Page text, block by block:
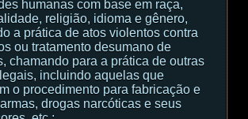
humanas com base em raça,
religião, idioma e gênero,
a prática de atos violentos contra
ou tratamento desumano de
chamando para a prática de outras
incluindo aquelas que
o procedimento para fabricação e
drogas narcóticas e seus